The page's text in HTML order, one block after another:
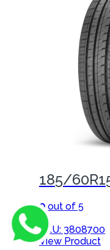
185/
0 out of 5
(0)
SKU: 3808700
View Product